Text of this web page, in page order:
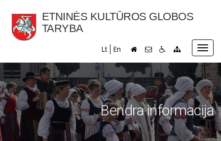
ETNINĖS KULTŪROS GLOBOS
TARYBA
Lt En
Bendra informacija